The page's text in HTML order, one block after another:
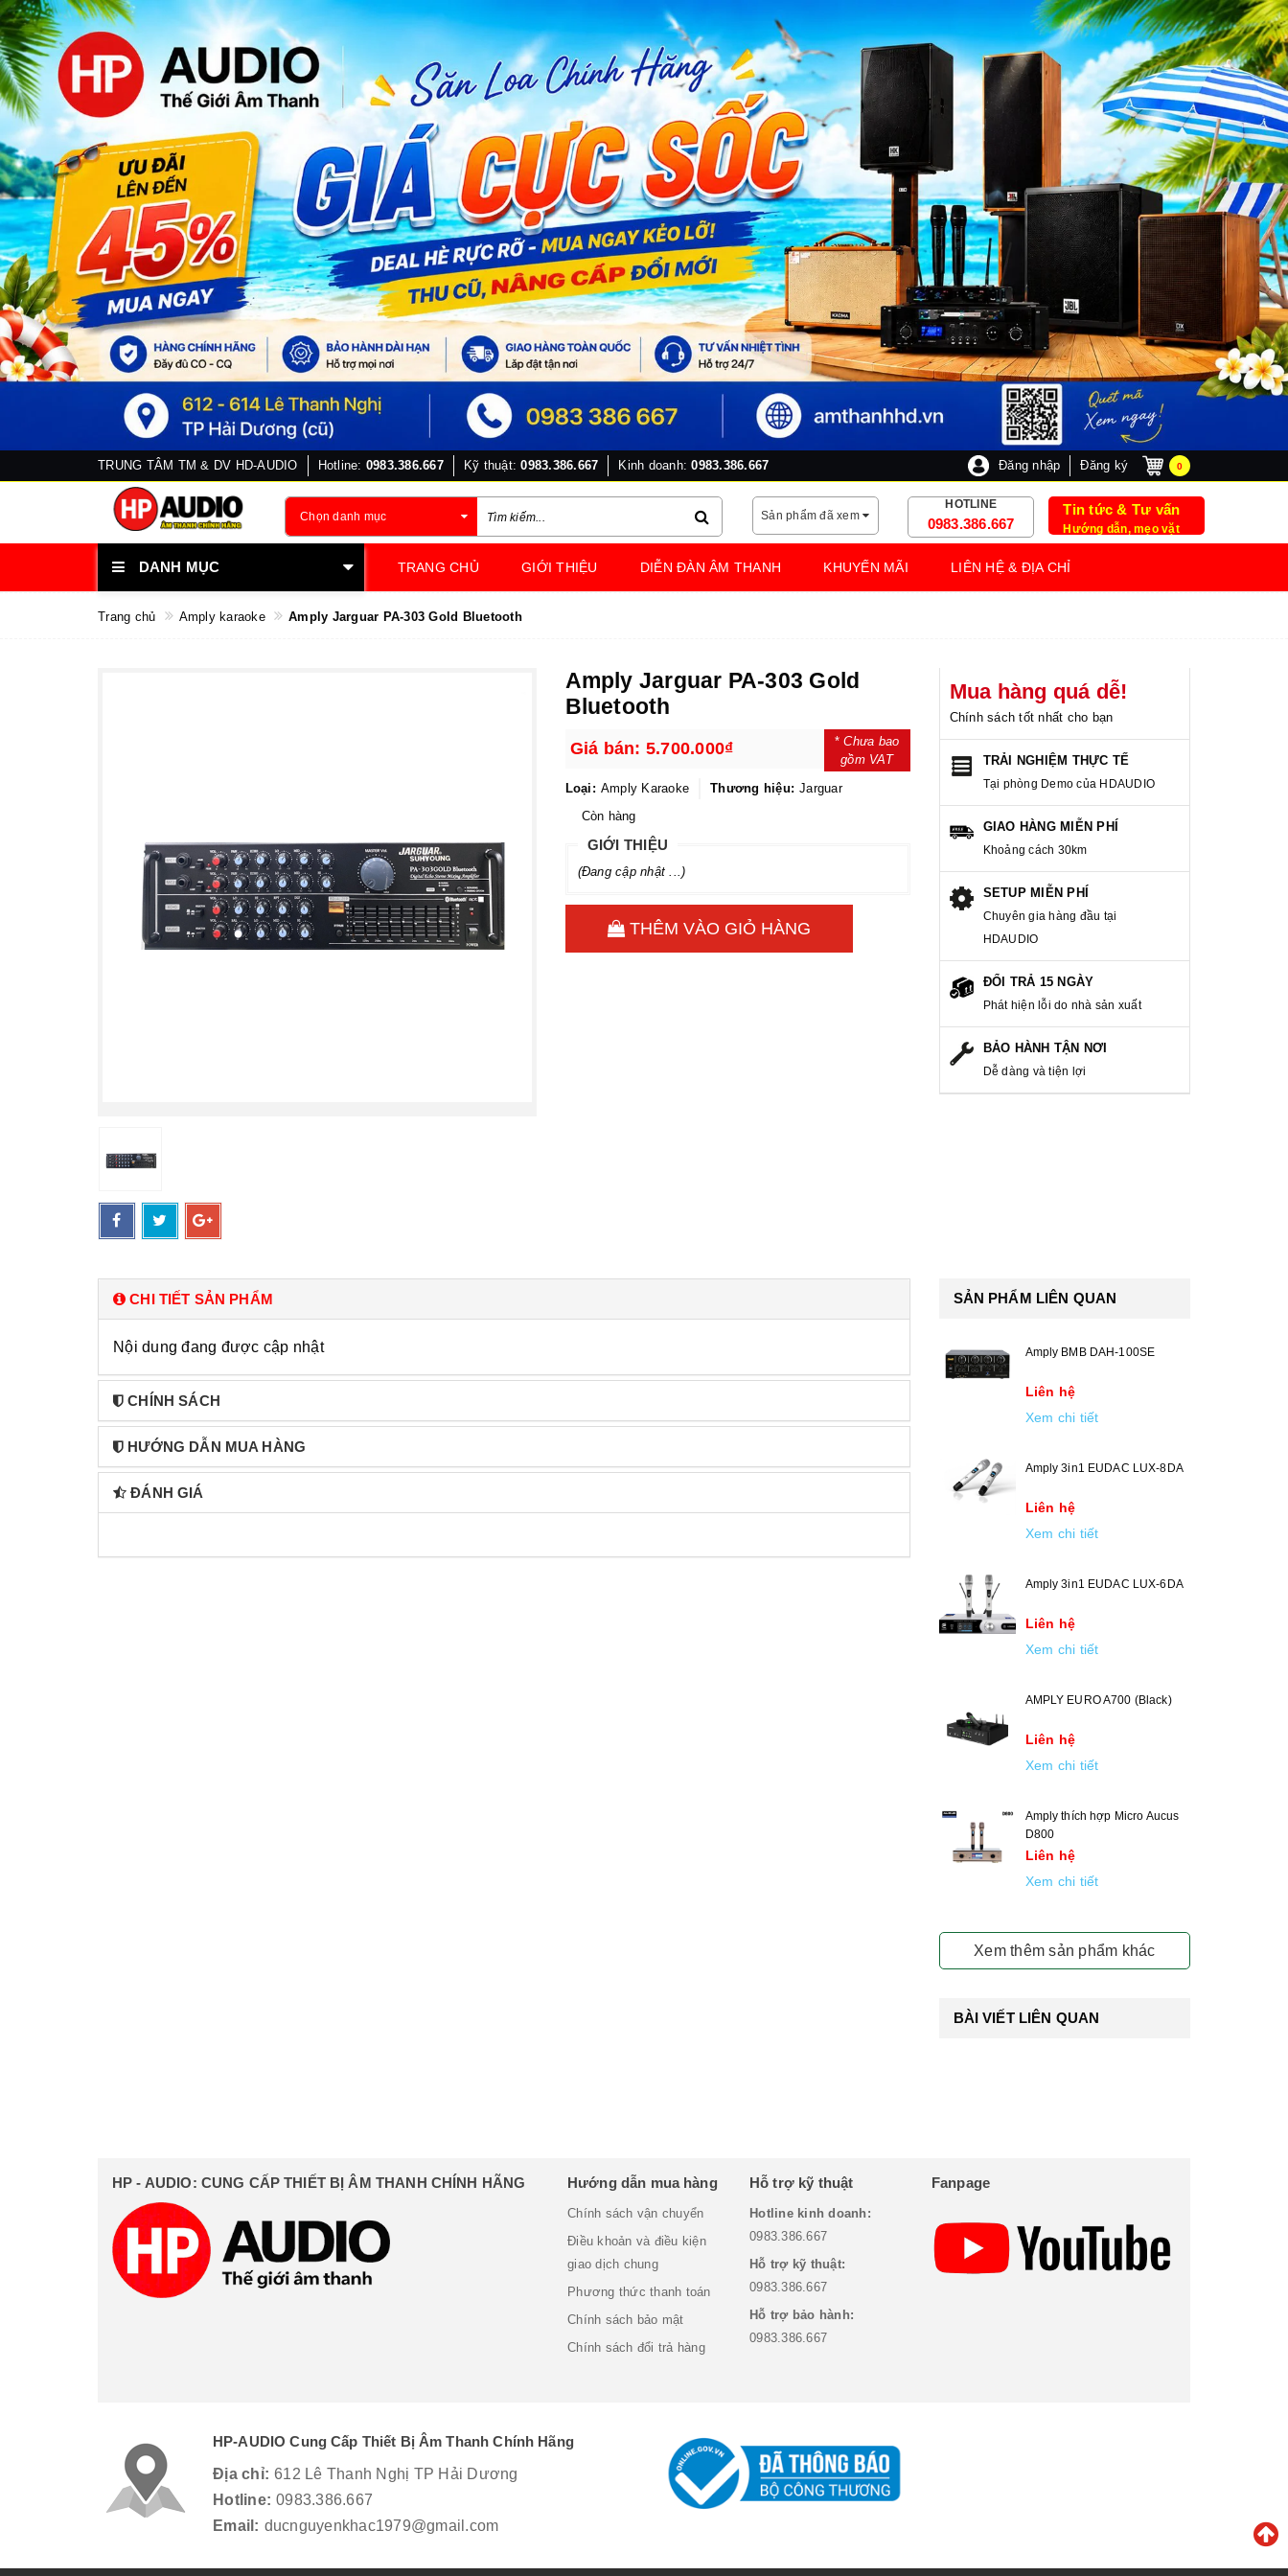
TRUNG TÂM TM & DV HD-AUDIO Hotline: 0983.386.667 Kỹ thuật:0983.386.667 Kinh doanh:0983.386.667 0
Đăng nhập Đăng ký
Chọn danh mục Sản phẩm đã xem
HOTLINE
0983.386.667
Tin tức & Tư vấn
Hướng dẫn, mẹo vặt
DANH MỤC TRANG CHỦ GIỚI THIỆU DIỄN ĐÀN ÂM THANH KHUYẾN MÃI LIÊN HỆ & ĐỊA CHỈ
Trang chủ Amply karaoke Amply Jarguar PA-303 Gold Bluetooth
Amply Jarguar PA-303 Gold
Bluetooth
Giá bán: 5.700.000₫ *Chưa bao
gồm VAT
Loại: Amply Karaoke Thương hiệu: Jarguar
Còn hàng
GIỚI THIỆU
(Đang cập nhật ...)
THÊM VÀO GIỎ HÀNG
Mua hàng quá dễ!
Chính sách tốt nhất cho bạn
TRẢI NGHIỆM THỰC TẾ
Tại phòng Demo của HDAUDIO
GIAO HÀNG MIỄN PHÍ
Khoảng cách 30km
SETUP MIỄN PHÍ
Chuyên gia hàng đầu tại
HDAUDIO
ĐỔI TRẢ 15 NGÀY
Phát hiện lỗi do nhà sản xuất
BẢO HÀNH TẬN NƠI
Dễ dàng và tiện lợi
CHI TIẾT SẢN PHẨM
Nội dung đang được cập nhật
CHÍNH SÁCH
HƯỚNG DẪN MUA HÀNG
ĐÁNH GIÁ
SẢN PHẨM LIÊN QUAN
Amply BMB DAH-100SE
Liên hệ
Xem chi tiết
Amply 3in1 EUDAC LUX-8DA
Liên hệ
Xem chi tiết
Amply 3in1 EUDAC LUX-6DA
Liên hệ
Xem chi tiết
AMPLY EURO A700 (Black)
Liên hệ
Xem chi tiết
Amply thích hợp Micro Aucus
D800
Liên hệ
Xem chi tiết
Xem thêm sản phẩm khác
BÀI VIẾT LIÊN QUAN
HP - AUDIO: CUNG CẤP THIẾT BỊ ÂM THANH CHÍNH HÃNG Hướng dẫn mua hàng
Chính sách vận chuyển
Điều khoản và điều kiện
giao dịch chung
Phương thức thanh toán
Chính sách bảo mật
Chính sách đổi trả hàng
Hỗ trợ kỹ thuật
Hotline kinh doanh:
0983.386.667
Hỗ trợ kỹ thuật:
0983.386.667
Hỗ trợ bảo hành:
0983.386.667
Fanpage
HP-AUDIO Cung Cấp Thiết Bị Âm Thanh Chính Hãng
Địa chỉ: 612 Lê Thanh Nghị TP Hải Dương
Hotline: 0983.386.667
Email: ducnguyenkhac1979@gmail.com